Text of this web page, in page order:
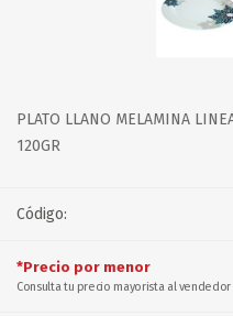
PLATO LLANO MELAMINA
120GR
Código:
*Precio por menor
Consulta tu precio mayorista al vendedor